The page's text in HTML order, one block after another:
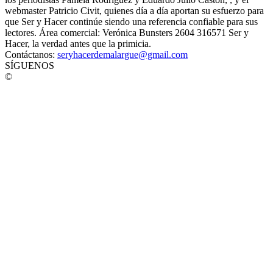
webmaster Patricio Civit, quienes día a día aportan su esfuerzo para
que Ser y Hacer continúe siendo una referencia confiable para sus
lectores. Área comercial: Verónica Bunsters 2604 316571 Ser y
Hacer, la verdad antes que la primicia.
Contáctanos: seryhacerdemalargue@gmail.com
SÍGUENOS
©